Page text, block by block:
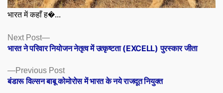
भारत में कहाँ ह�...
Posts
navigation
Previous PostPrevious
post:
बंडारू विल्सन बाबू कोमोरोस में भारत के नये राजदूत नियुक्त
Next Post
Next
post:
भारत ने परिवार नियोजन नेतृत्व में उत्कृष्टता (EXCELL) पुरस्कार जीता